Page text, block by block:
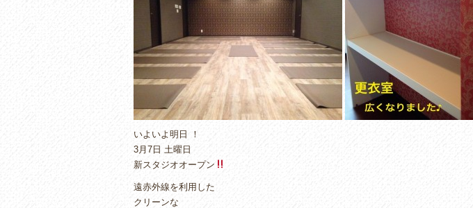
o
k
いよいよ明日 ！
3月7日 土曜日
新スタジオオープン
遠赤外線を利用した
クリーンな